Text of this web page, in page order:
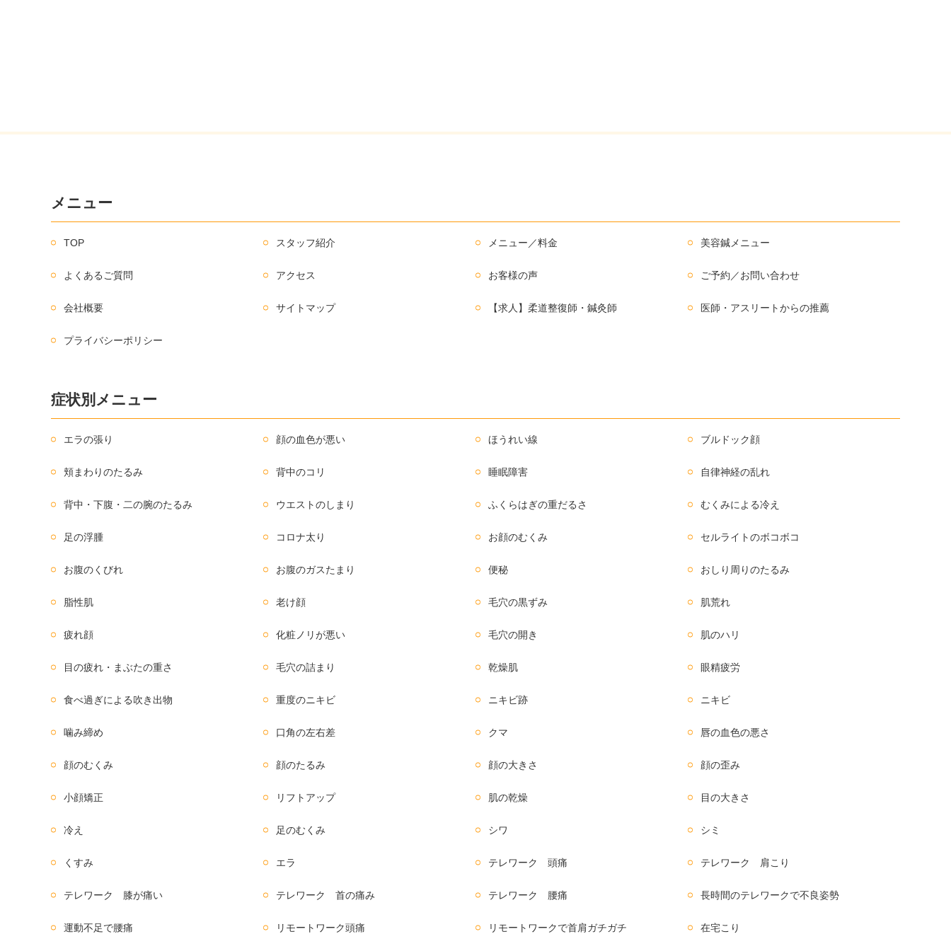
メニュー
TOP スタッフ紹介 メニュー／料金 美容鍼メニュー
よくあるご質問 アクセス お客様の声 ご予約／お問い合わせ
会社概要 サイトマップ 【求人】柔道整復師・鍼灸師 医師・アスリートからの推薦
プライバシーポリシー
症状別メニュー
エラの張り 顔の血色が悪い ほうれい線 ブルドック顔
頬まわりのたるみ 背中のコリ 睡眠障害 自律神経の乱れ
背中・下腹・二の腕のたるみ ウエストのしまり ふくらはぎの重だるさ むくみによる冷え
足の浮腫 コロナ太り お顔のむくみ セルライトのボコボコ
お腹のくびれ お腹のガスたまり 便秘 おしり周りのたるみ
脂性肌 老け顔 毛穴の黒ずみ 肌荒れ
疲れ顔 化粧ノリが悪い 毛穴の開き 肌のハリ
目の疲れ・まぶたの重さ 毛穴の詰まり 乾燥肌 眼精疲労
食べ過ぎによる吹き出物 重度のニキビ ニキビ跡 ニキビ
噛み締め 口角の左右差 クマ 唇の血色の悪さ
顔のむくみ 顔のたるみ 顔の大きさ 顔の歪み
小顔矯正 リフトアップ 肌の乾燥 目の大きさ
冷え 足のむくみ シワ シミ
くすみ エラ テレワーク 頭痛 テレワーク 肩こり
テレワーク 膝が痛い テレワーク 首の痛み テレワーク 腰痛 長時間のテレワークで不良姿勢
運動不足で腰痛 リモートワーク頭痛 リモートワークで首肩ガチガチ 在宅こり